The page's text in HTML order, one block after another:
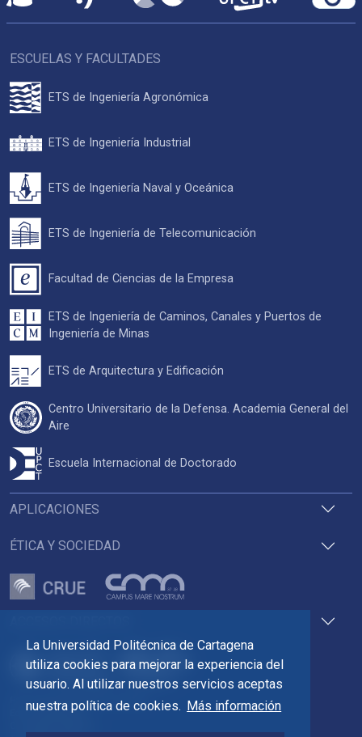
La Universidad Politécnica de Cartagena
utiliza cookies para mejorar la experiencia del
usuario. Al utilizar nuestros servicios aceptas
nuestra política de cookies. Más información
Pza. del Cronista Isidoro Valverde
Edif. La Milagrosa
APLICACIONES
ÉTICA Y SOCIEDAD
ESCUELAS Y FACULTADES
ETS de Ingeniería Agronómica
ETS de Ingeniería Industrial
ETS de Ingeniería Naval y Oceánica
ETS de Ingeniería de Telecomunicación
Facultad de Ciencias de la Empresa
ETS de Ingeniería de Caminos, Canales y Puertos de
Ingeniería de Minas
ETS de Arquitectura y Edificación
Centro Universitario de la Defensa. Academia General del
Aire
Escuela Internacional de Doctorado